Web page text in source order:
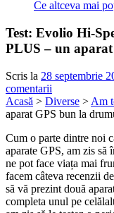
Ce altceva mai
Test: Evolio Hi-
PLUS – un
Scris la 28 septembrie
comentarii
Acasă > Diverse >Am
aparat GPS bun la
Cum o parte dintre noi
aparate GPS, am zis să
ne pot face viața mai
facem câteva recenzii
să vă prezint două
completa unul pe